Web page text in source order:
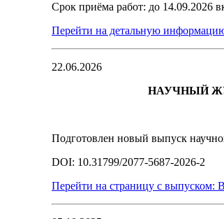
Срок приёма работ: до 14.09.2026
Перейти на детальную
22.06.2026
НАУЧНЫЙ
Подготовлен новый выпуск
DOI: 10.31799/2077-5687-2026-2
Перейти на страницу c выпуском: